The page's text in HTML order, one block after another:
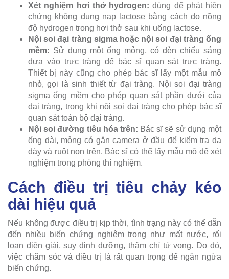
Xét nghiệm hơi thở hydrogen: dùng để phát hiện
chứng không dung nạp lactose bằng cách đo nồng
độ hydrogen trong hơi thở sau khi uống lactose.
Nội soi đại tràng sigma hoặc nội soi đại tràng ống
mềm: Sử dụng một ống mỏng, có đèn chiếu sáng
đưa vào trực tràng để bác sĩ quan sát trực tràng.
Thiết bị này cũng cho phép bác sĩ lấy một mẫu mô
nhỏ, gọi là sinh thiết từ đại tràng. Nội soi đại tràng
sigma ống mềm cho phép quan sát phần dưới của
đại tràng, trong khi nội soi đại tràng cho phép bác sĩ
quan sát toàn bộ đại tràng.
Nội soi đường tiêu hóa trên: Bác sĩ sẽ sử dụng một
ống dài, mỏng có gắn camera ở đầu để kiểm tra dạ
dày và ruột non trên. Bác sĩ có thể lấy mẫu mô để xét
nghiệm trong phòng thí nghiệm.
Cách điều trị tiêu chảy kéo
dài hiệu quả
Nếu không được điều trị kịp thời, tình trạng này có thể dẫn
đến nhiều biến chứng nghiêm trọng như mất nước, rối
loạn điện giải, suy dinh dưỡng, thậm chí tử vong. Do đó,
việc chăm sóc và điều trị là rất quan trọng để ngăn ngừa
biến chứng.